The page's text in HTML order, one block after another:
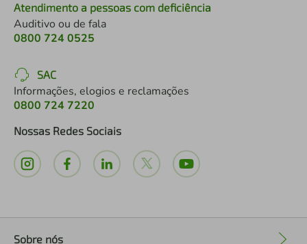
Atendimento a pessoas com deficiência
Auditivo ou de fala
0800 724 0525
SAC
Informações, elogios e reclamações
0800 724 7220
Nossas Redes Sociais
Sobre nós